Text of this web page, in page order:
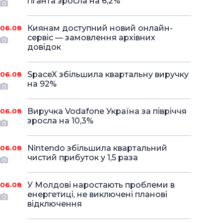
06.08
Киянам доступний новий онлайн-
сервіс — замовлення архівних
довідок
06.08
SpaceX збільшила квартальну виручку
на 92%
06.08
Виручка Vodafone Україна за півріччя
зросла на 10,3%
06.08
Nintendo збільшила квартальний
чистий прибуток у 1,5 раза
06.08
У Молдові наростають проблеми в
енергетиці, не виключені планові
відключення